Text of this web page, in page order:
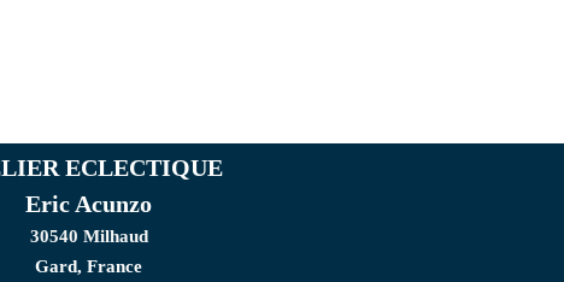
ECLECTIQUE
Eric Acunzo
30540 Milhaud
Gard, France